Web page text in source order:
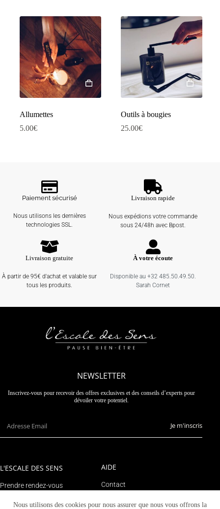
Nous utilisons des cookies pour nous assurer que nous vous offrons la
Allumettes
5.00€
Outils à bougies
25.00€
Paiement sécurisé
Nous utilisons les dernières
technologies SSL.
Livraison rapide
Nous expédions votre commande
sous 24/48h avec Bpost.
Livraison gratuite
À partir de 95€ d'achat et valable sur
tous les produits.
À votre écoute
Disponible au +32 485.50.49.50.
Sarah Cornet
NEWSLETTER
Inscrivez-vous pour recevoir des offres exclusives et des conseils d’experts pour
dévoiler votre potentiel.
Je m'inscris
L'ESCALE DES SENS
Prendre rendez-vous
Mon compte
AIDE
Contact